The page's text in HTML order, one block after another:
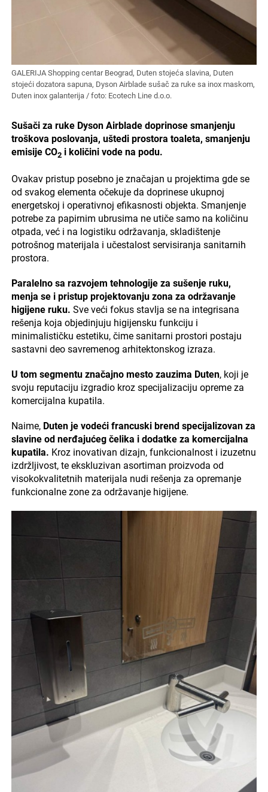
GALERIJA Shopping centar Beograd, Duten stojeća slavina, Duten
stojeći dozatora sapuna, Dyson Airblade sušač za ruke sa inox maskom,
Duten inox galanterija / foto: Ecotech Line d.o.o.
Sušači za ruke Dyson Airblade doprinose smanjenju
troškova poslovanja, uštedi prostora toaleta, smanjenju
emisije CO2i količini vode na podu.
Ovakav pristup posebno je značajan u projektima gde se
od svakog elementa očekuje da doprinese ukupnoj
energetskoj i operativnoj efikasnosti objekta. Smanjenje
potrebe za papirnim ubrusima ne utiče samo na količinu
otpada, već i na logistiku održavanja, skladištenje
potrošnog materijala i učestalost servisiranja sanitarnih
prostora.
Paralelno sa razvojem tehnologije za sušenje ruku,
menja se i pristup projektovanju zona za održavanje
higijene ruku. Sve veći fokus stavlja se na integrisana
rešenja koja objedinjuju higijensku funkciju i
minimalističku estetiku, čime sanitarni prostori postaju
sastavni deo savremenog arhitektonskog izraza.
U tom segmentu značajno mesto zauzima Duten, koji je
svoju reputaciju izgradio kroz specijalizaciju opreme za
komercijalna kupatila.
Naime, Duten je vodeći francuski brend specijalizovan za
slavine od nerđajućeg čelika i dodatke za komercijalna
kupatila. Kroz inovativan dizajn, funkcionalnost i izuzetnu
izdržljivost, te ekskluzivan asortiman proizvoda od
visokokvalitetnih materijala nudi rešenja za opremanje
funkcionalne zone za održavanje higijene.